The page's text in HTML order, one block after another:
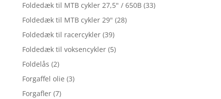
Foldedæk til MTB cykler 27,5" / 650B (33)
Foldedæk til MTB cykler 29" (28)
Foldedæk til racercykler (39)
Foldedæk til voksencykler (5)
Foldelås (2)
Forgaffel olie (3)
Forgafler (7)